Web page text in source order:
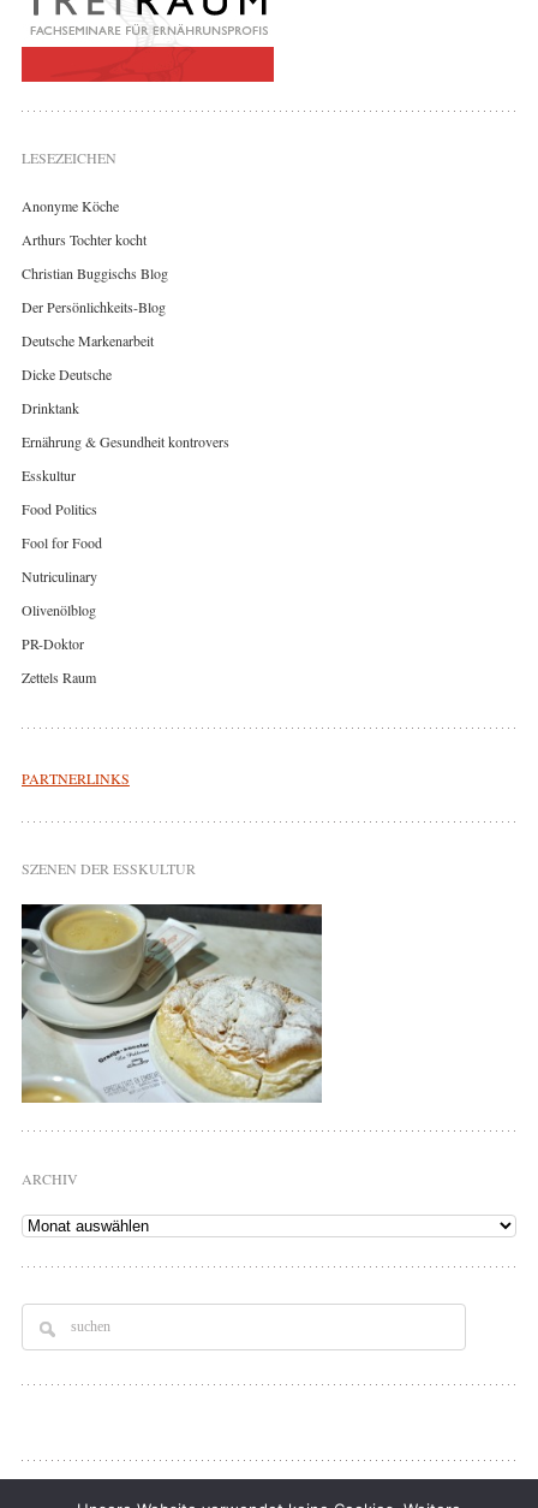
LESEZEICHEN
Anonyme Köche
Arthurs Tochter kocht
Christian Buggischs Blog
Der Persönlichkeits-Blog
Deutsche Markenarbeit
Dicke Deutsche
Drinktank
Ernährung & Gesundheit kontrovers
Esskultur
Food Politics
Fool for Food
Nutriculinary
Olivenölblog
PR-Doktor
Zettels Raum
PARTNERLINKS
SZENEN DER ESSKULTUR
ARCHIV
Archiv